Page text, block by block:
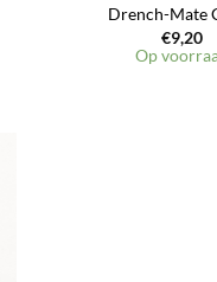
Drench-Mate
€9,20
Op